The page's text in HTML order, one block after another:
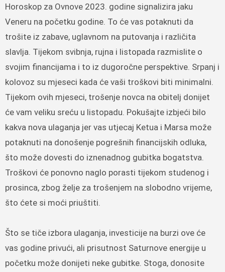
Horoskop za Ovnove 2023. godine signalizira jaku
Veneru na početku godine. To će vas potaknuti da
trošite iz zabave, uglavnom na putovanja i različita
slavlja. Tijekom svibnja, rujna i listopada razmislite o
svojim financijama i to iz dugoročne perspektive. Srpanj i
kolovoz su mjeseci kada će vaši troškovi biti minimalni.
Tijekom ovih mjeseci, trošenje novca na obitelj donijet
će vam veliku sreću u listopadu. Pokušajte izbjeći bilo
kakva nova ulaganja jer vas utjecaj Ketua i Marsa može
potaknuti na donošenje pogrešnih financijskih odluka,
što može dovesti do iznenadnog gubitka bogatstva.
Troškovi će ponovno naglo porasti tijekom studenog i
prosinca, zbog želje za trošenjem na slobodno vrijeme,
što ćete si moći priuštiti.
Što se tiče izbora ulaganja, investicije na burzi ove će
vas godine privući, ali prisutnost Saturnove energije u
početku može donijeti neke gubitke. Stoga, donosite